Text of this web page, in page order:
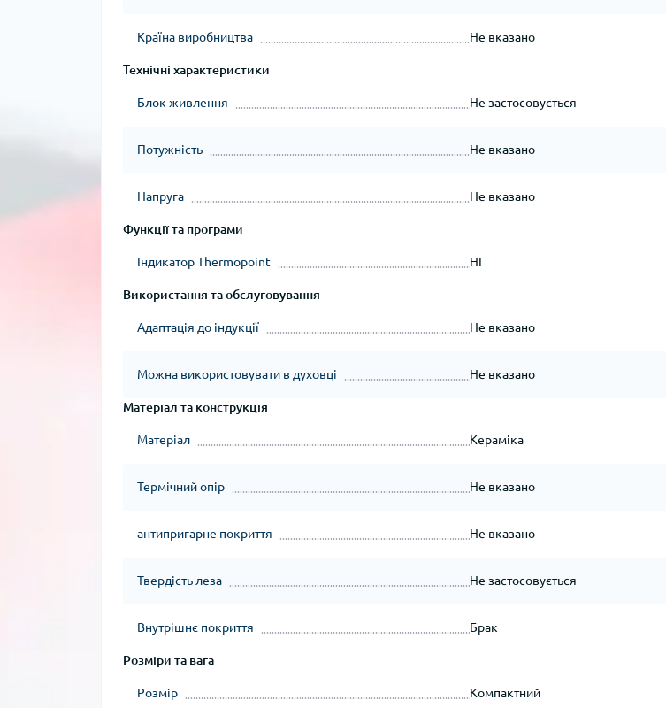
Країна виробництва Не вказано
Технічні характеристики
Блок живлення Не застосовується
Потужність Не вказано
Напруга Не вказано
Функції та програми
Індикатор Thermopoint НІ
Використання та обслуговування
Адаптація до індукції Не вказано
Можна використовувати в духовці Не вказано
Матеріал та конструкція
Матеріал Кераміка
Термічний опір Не вказано
антипригарне покриття Не вказано
Твердість леза Не застосовується
Внутрішнє покриття Брак
Розміри та вага
Розмір Компактний